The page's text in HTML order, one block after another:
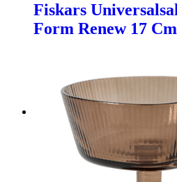
Fiskars
Form Renew 17 Cm